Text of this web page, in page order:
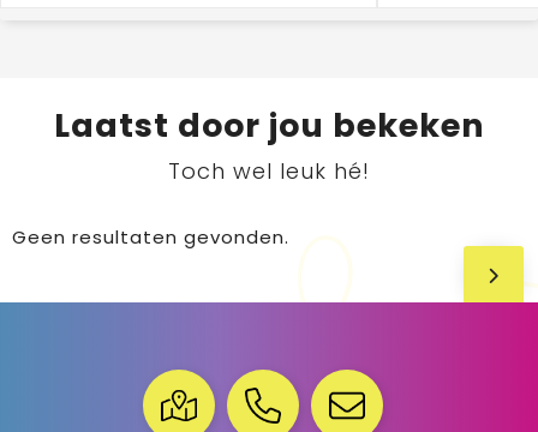
Laatst door jou bekeken
Toch wel leuk hé!
Geen resultaten gevonden.